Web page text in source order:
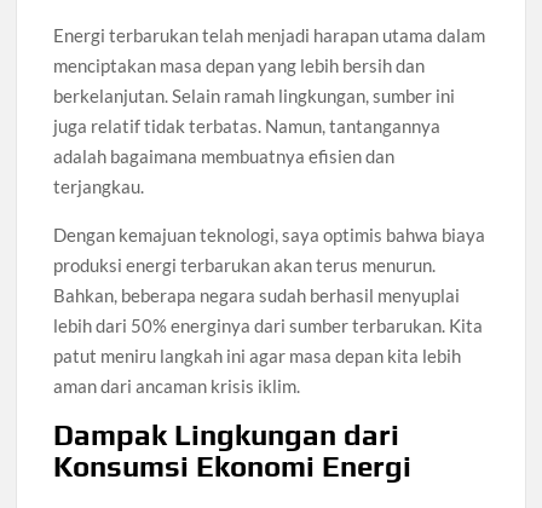
Energi terbarukan telah menjadi harapan utama dalam
menciptakan masa depan yang lebih bersih dan
berkelanjutan. Selain ramah lingkungan, sumber ini
juga relatif tidak terbatas. Namun, tantangannya
adalah bagaimana membuatnya efisien dan
terjangkau.
Dengan kemajuan teknologi, saya optimis bahwa biaya
produksi energi terbarukan akan terus menurun.
Bahkan, beberapa negara sudah berhasil menyuplai
lebih dari 50% energinya dari sumber terbarukan. Kita
patut meniru langkah ini agar masa depan kita lebih
aman dari ancaman krisis iklim.
Dampak Lingkungan dari
Konsumsi Ekonomi Energi